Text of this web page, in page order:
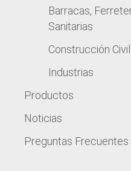
Barracas,
Sanitarias
Construcción Civil
Industrias
Productos
Noticias
Preguntas Frecuentes